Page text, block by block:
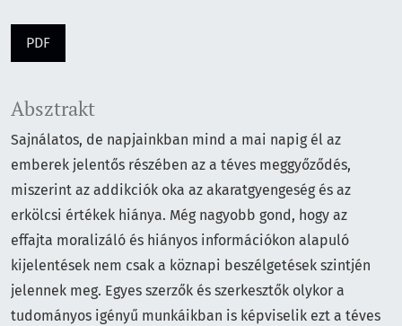
PDF
Absztrakt
Sajnálatos, de napjainkban mind a mai napig él az
emberek jelentős részében az a téves meggyőződés,
miszerint az addikciók oka az akaratgyengeség és az
erkölcsi értékek hiánya. Még nagyobb gond, hogy az
effajta moralizáló és hiányos információkon alapuló
kijelentések nem csak a köznapi beszélgetések szintjén
jelennek meg. Egyes szerzők és szerkesztők olykor a
tudományos igényű munkáikban is képviselik ezt a téves